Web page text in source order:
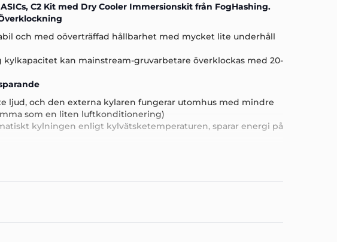
C2 Kit med Dry Cooler Immersionskit från FogHashing.
och med oöverträffad hållbarhet med mycket lite underhåll
kylkapacitet kan mainstream-gruvarbetare överklockas med 20-
ljud, och den externa kylaren fungerar utomhus med mindre
som en liten luftkonditionering)
kylningen enligt kylvätsketemperaturen, sparar energi på
än traditionella luftkylda ASICs